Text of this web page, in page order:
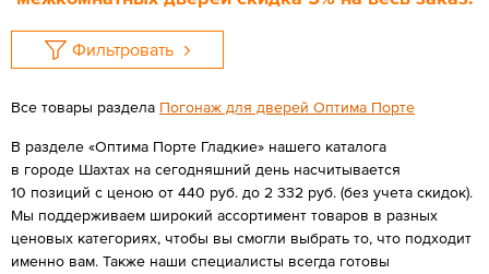
Фильтровать
Все товары раздела Погонаж для дверей Оптима Порте
В разделе «Оптима Порте Гладкие» нашего каталога
в городе Шахтах на сегодняшний день насчитывается
10 позиций с ценою от 440 руб. до 2 332 руб. (без учета скидок).
Мы поддерживаем широкий ассортимент товаров в разных
ценовых категориях, чтобы вы смогли выбрать то, что подходит
именно вам. Также наши специалисты всегда готовы